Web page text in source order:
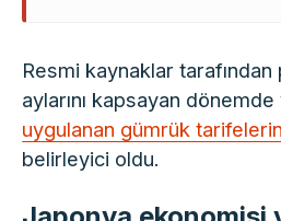
Resmi kaynaklar
aylarını kapsayan
uygulanan gümrük
belirleyici oldu.